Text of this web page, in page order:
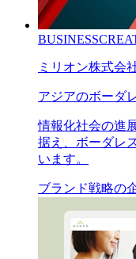
BUSINESS
ミリオン株式会
アジアのボーダ
情報化社会の進
据え、ボーダレ
います。
ブランド戦略の